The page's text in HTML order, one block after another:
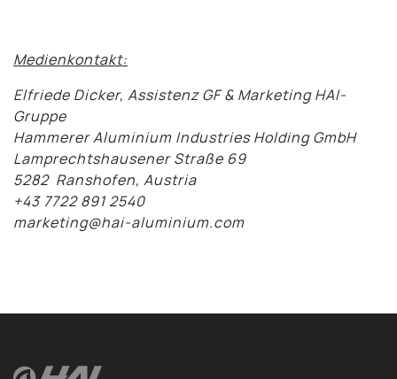
Medienkontakt:
Elfriede Dicker, Assistenz GF & Marketing HAI-
Gruppe
Hammerer Aluminium Industries Holding GmbH
Lamprechtshausener Straße 69
5282 Ranshofen, Austria
+43 7722 891 2540
marketing@hai-aluminium.com